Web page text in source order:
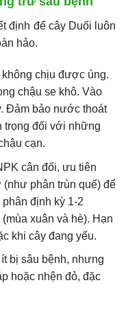
định để cây Duối luôn
hảo.
chịu được úng.
chậu se khô. Vào
Đảm bảo nước thoát
trọng đối với những
cạn.
cân đối, ưu tiên
(như phân trùn quế) để
định kỳ 1-2
xuân và hè). Hạn
khi cây đang yếu.
bị sâu bệnh, nhưng
hoặc nhện đỏ, đặc